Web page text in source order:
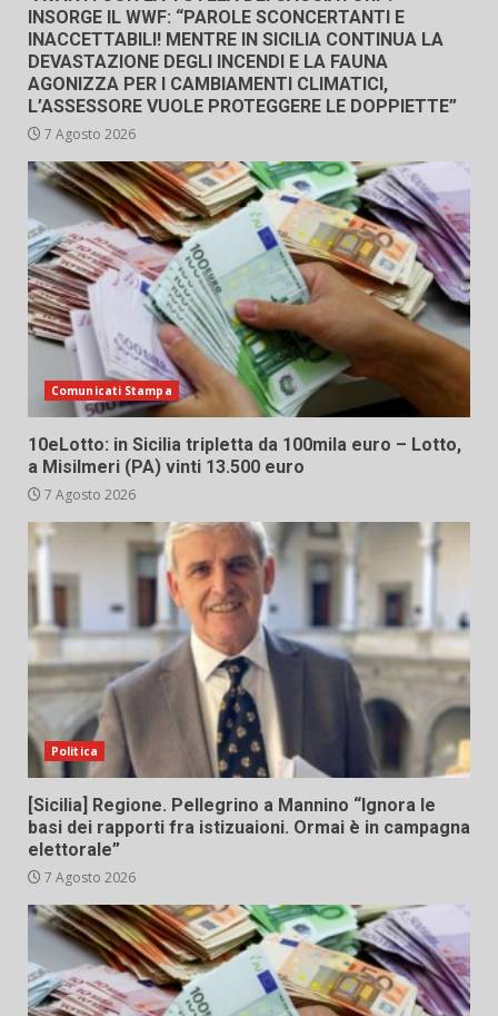
INSORGE IL WWF: “PAROLE SCONCERTANTI E
INACCETTABILI! MENTRE IN SICILIA CONTINUA LA
DEVASTAZIONE DEGLI INCENDI E LA FAUNA
AGONIZZA PER I CAMBIAMENTI CLIMATICI,
L’ASSESSORE VUOLE PROTEGGERE LE DOPPIETTE”
7 Agosto 2026
Comunicati Stampa
10eLotto: in Sicilia tripletta da 100mila euro – Lotto,
a Misilmeri (PA) vinti 13.500 euro
7 Agosto 2026
Politica
[Sicilia] Regione. Pellegrino a Mannino “Ignora le
basi dei rapporti fra istizuaioni. Ormai è in campagna
elettorale”
7 Agosto 2026